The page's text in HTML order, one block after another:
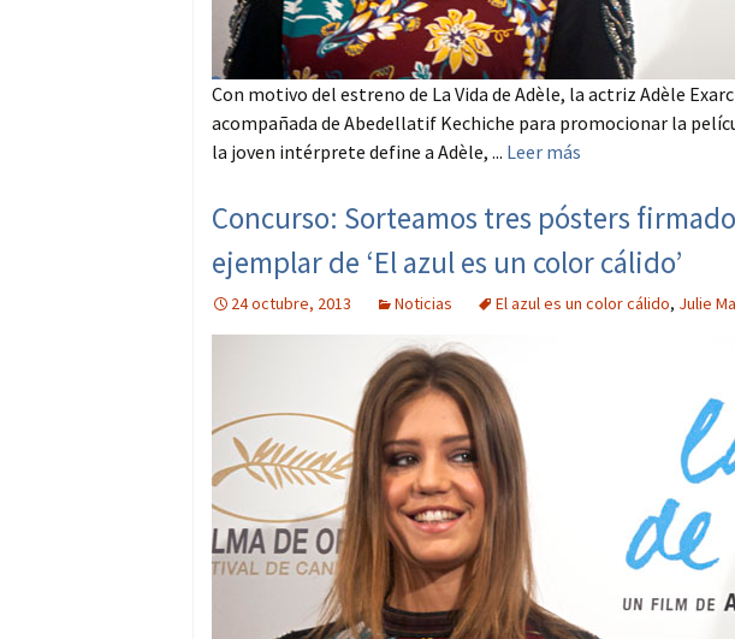
Con motivo del estreno de La Vida de Adèle, la actriz Adèle
acompañada de Abedellatif Kechiche para promocionar la
la joven intérprete define a Adèle, ... Leer más
Concurso: Sorteamos tres pósters
ejemplar de ‘El azul es un color cálido’
24 octubre, 2013 Noticias El azul es un color cálido, Julie